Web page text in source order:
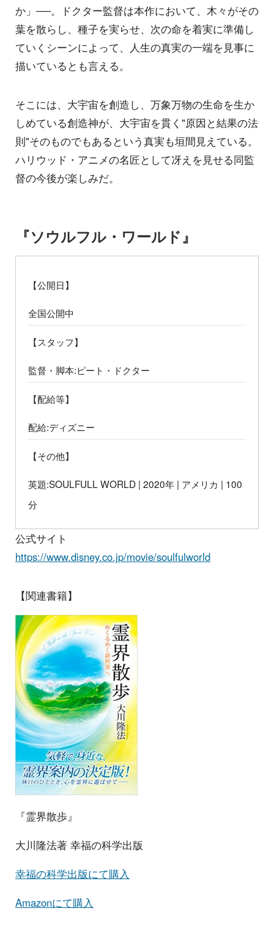
か」──。ドクター監督は本作において、木々がその
葉を散らし、種子を実らせ、次の命を着実に準備し
ていくシーンによって、人生の真実の一端を見事に
描いているとも言える。
そこには、大宇宙を創造し、万象万物の生命を生か
しめている創造神が、大宇宙を貫く"原因と結果の法
則"そのものでもあるという真実も垣間見えている。
ハリウッド・アニメの名匠として冴えを見せる同監
督の今後が楽しみだ。
『ソウルフル・ワールド』
【公開日】
全国公開中
【スタッフ】
監督・脚本:ピート・ドクター
【配給等】
配給:ディズニー
【その他】
英題:SOULFULL WORLD | 2020年 | アメリカ | 100
分
公式サイト
https://www.disney.co.jp/movie/soulfulworld
【関連書籍】
『霊界散歩』
大川隆法著 幸福の科学出版
幸福の科学出版にて購入
Amazonにて購入